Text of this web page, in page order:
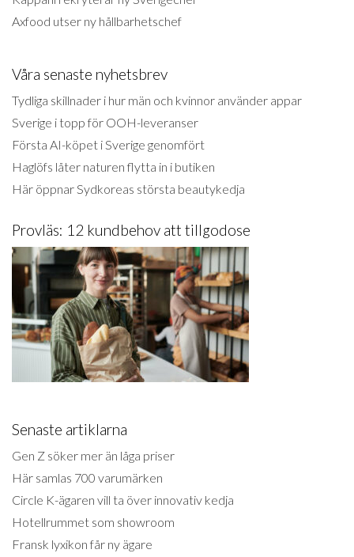
Axfood utser ny hållbarhetschef
Våra senaste nyhetsbrev
Tydliga skillnader i hur män och kvinnor använder appar
Sverige i topp för OOH-leveranser
Första AI-köpet i Sverige genomfört
Haglöfs låter naturen flytta in i butiken
Här öppnar Sydkoreas största beautykedja
Provläs: 12 kundbehov att tillgodose
Senaste artiklarna
Gen Z söker mer än låga priser
Här samlas 700 varumärken
Circle K-ägaren vill ta över innovativ kedja
Hotellrummet som showroom
Fransk lyxikon får ny ägare